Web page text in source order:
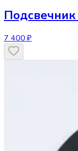
Подсвечник
7 400 ₽